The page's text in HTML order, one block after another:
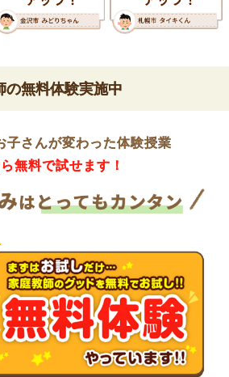
の無料体験実施中
子さんが変わった体験授業
無料で試せます！